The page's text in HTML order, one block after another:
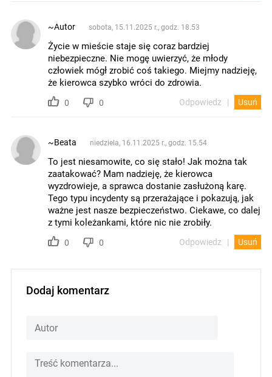
~Autor sobota, 15.11.2025 r., godz. 18.53
Życie w mieście staje się coraz bardziej
niebezpieczne. Nie mogę uwierzyć, że młody
człowiek mógł zrobić coś takiego. Miejmy nadzieję,
że kierowca szybko wróci do zdrowia.
0 0 Odpowiedz Usuń
~Beata niedziela, 16.11.2025 r., godz. 15.54
To jest niesamowite, co się stało! Jak można tak
zaatakować? Mam nadzieję, że kierowca
wyzdrowieje, a sprawca dostanie zasłużoną karę.
Tego typu incydenty są przerażające i pokazują, jak
ważne jest nasze bezpieczeństwo. Ciekawe, co dalej
z tymi koleżankami, które nic nie zrobiły.
0 0 Odpowiedz Usuń
Dodaj komentarz